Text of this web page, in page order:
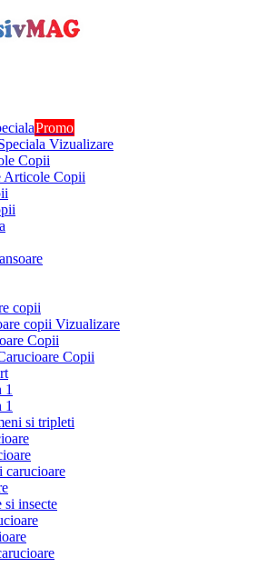
Promo
Vizualizare
Copii
Articole Copii
copii
copii Vizualizare
Copii
Copii
1
1
si tripleti
carucioare
si insecte